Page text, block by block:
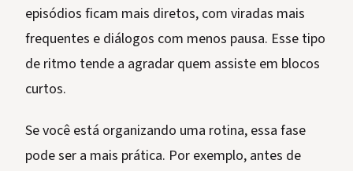
episódios ficam mais diretos, com viradas mais
frequentes e diálogos com menos pausa. Esse tipo
de ritmo tende a agradar quem assiste em blocos
curtos.
Se você está organizando uma rotina, essa fase
pode ser a mais prática. Por exemplo, antes de